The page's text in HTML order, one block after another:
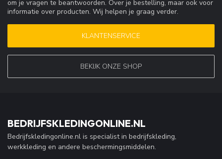
REFLECTERENDE
SOFTSHELL WERKJAS
€136,70 €125,27
ALTIJD HET LAATSTE NIEUWS!